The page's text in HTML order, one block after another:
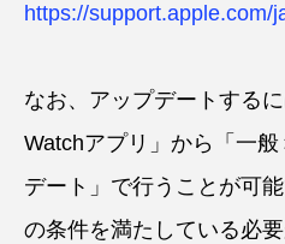
https://support.apple.com/
なお、アップデートする
Watchアプリ」から「一
デート」で行うことが可
の条件を満たしている必要